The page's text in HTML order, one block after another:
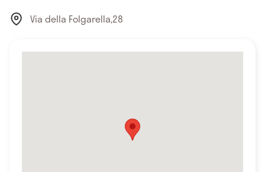
Via della Folgarella,28